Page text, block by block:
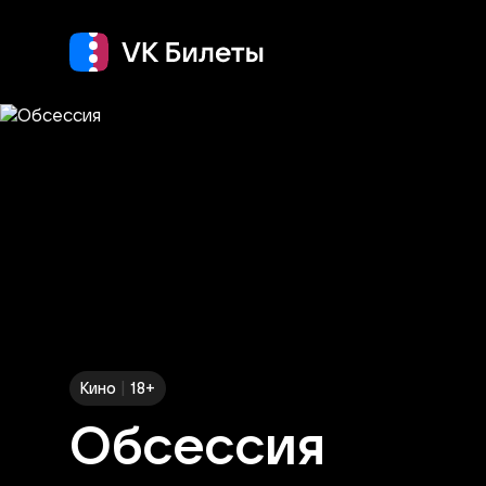
Кино | 18+
Обсессия